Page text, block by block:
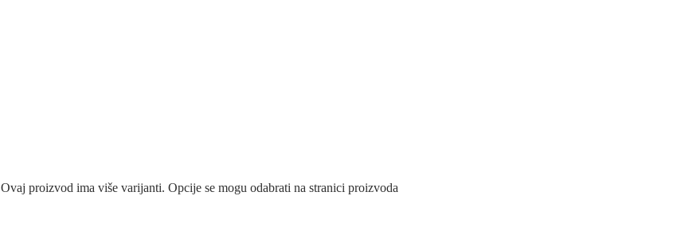
Ovaj proizvod ima više varijanti. Opcije se mogu odabrati na stranici proizvoda